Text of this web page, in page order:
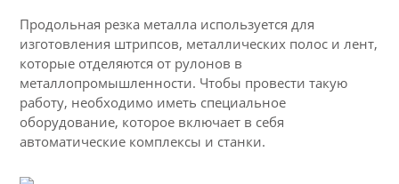
4336
Продольная резка металла используется для
изготовления штрипсов, металлических полос и лент,
которые отделяются от рулонов в
металлопромышленности. Чтобы провести такую
работу, необходимо иметь специальное
оборудование, которое включает в себя
автоматические комплексы и станки.